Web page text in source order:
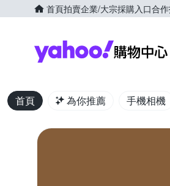
首頁拍賣企業/大宗採購入口合
首頁 為你推薦 手機相機